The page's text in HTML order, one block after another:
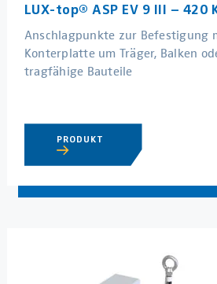
LUX-top® ASP EV 9 III –
Anschlagpunkte zur Befestigung
Konterplatte um Träger, Balken
tragfähige Bauteile
PRODUKT